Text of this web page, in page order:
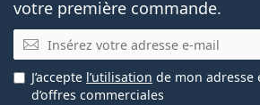
votre première commande.
E-mail
J’accepte l’utilisation de mon adresse
d’offres commerciales